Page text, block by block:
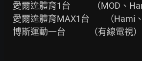
愛爾達體育1台           （MOD、
愛爾達體育MAX1台        （Hami、
博斯運動一台            （有線電視）